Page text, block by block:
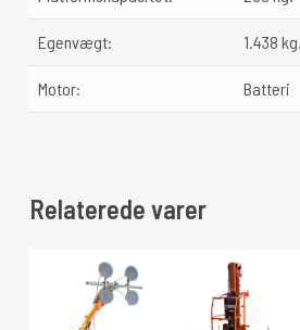
Egenvægt: 1.438 kg.
Motor: Batteri
Relaterede varer